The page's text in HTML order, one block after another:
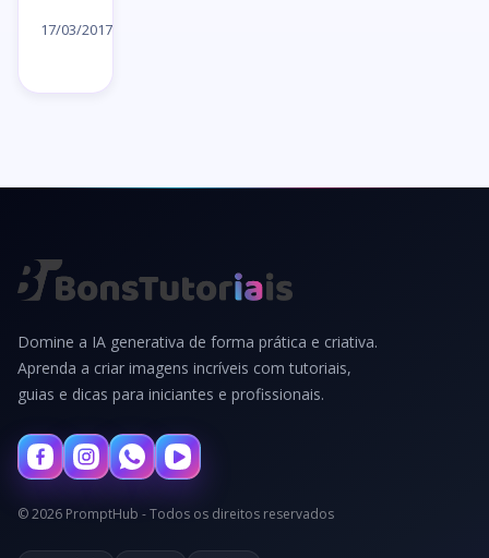
17/03/2017
Domine a IA generativa de forma prática e criativa.
Aprenda a criar imagens incríveis com tutoriais,
guias e dicas para iniciantes e profissionais.
© 2026 PromptHub - Todos os direitos reservados